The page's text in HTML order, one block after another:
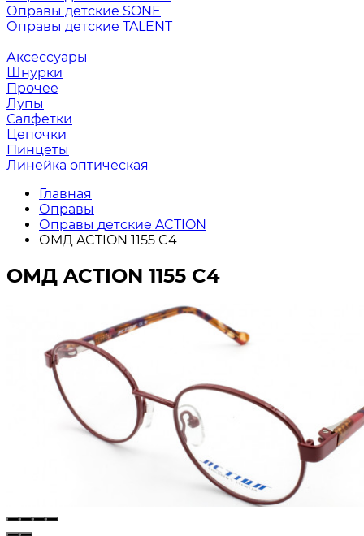
Оправы детские SONE
Оправы детские TALENT
Аксессуары
Шнурки
Прочее
Лупы
Салфетки
Цепочки
Пинцеты
Линейка оптическая
Главная
Оправы
Оправы детские ACTION
ОМД ACTION 1155 C4
ОМД ACTION 1155 C4